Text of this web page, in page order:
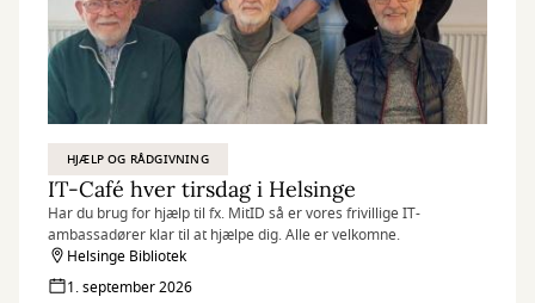
HJÆLP OG RÅDGIVNING
IT-Café hver tirsdag i Helsinge
Har du brug for hjælp til fx. MitID så er vores frivillige IT-
ambassadører klar til at hjælpe dig. Alle er velkomne.
Helsinge Bibliotek
1. september 2026